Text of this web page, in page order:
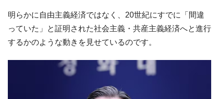
『Money1』
韓国は「中国と同じく」投資に不適格な国
『Money1』
『韓国銀行』が「金の保有量を増やしま
す」⇒「金を経由するドル入手」手段ではないのか？
韓国･外為取引量「1日当たり1,214.4億ド
ル」まで拡大 ⇒ 海外資金の動きに強く左右される状態
韓国･帰ってきた李在明。李在明を支持しな
明らかに自由主義経済ではなく、20世紀にすでに「間違
っていた」と証明された社会主義・共産主義経済へと進行
するかのような動きを見せているのです。